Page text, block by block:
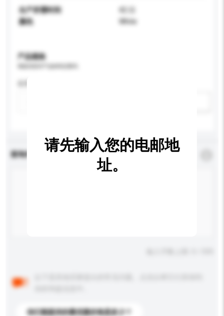
生产所需时间
42 日
颜色
White
产品规格
查询内容 * 必须填写
你们能提供的最优惠价格是多少？
请先输入您的电邮地
址。